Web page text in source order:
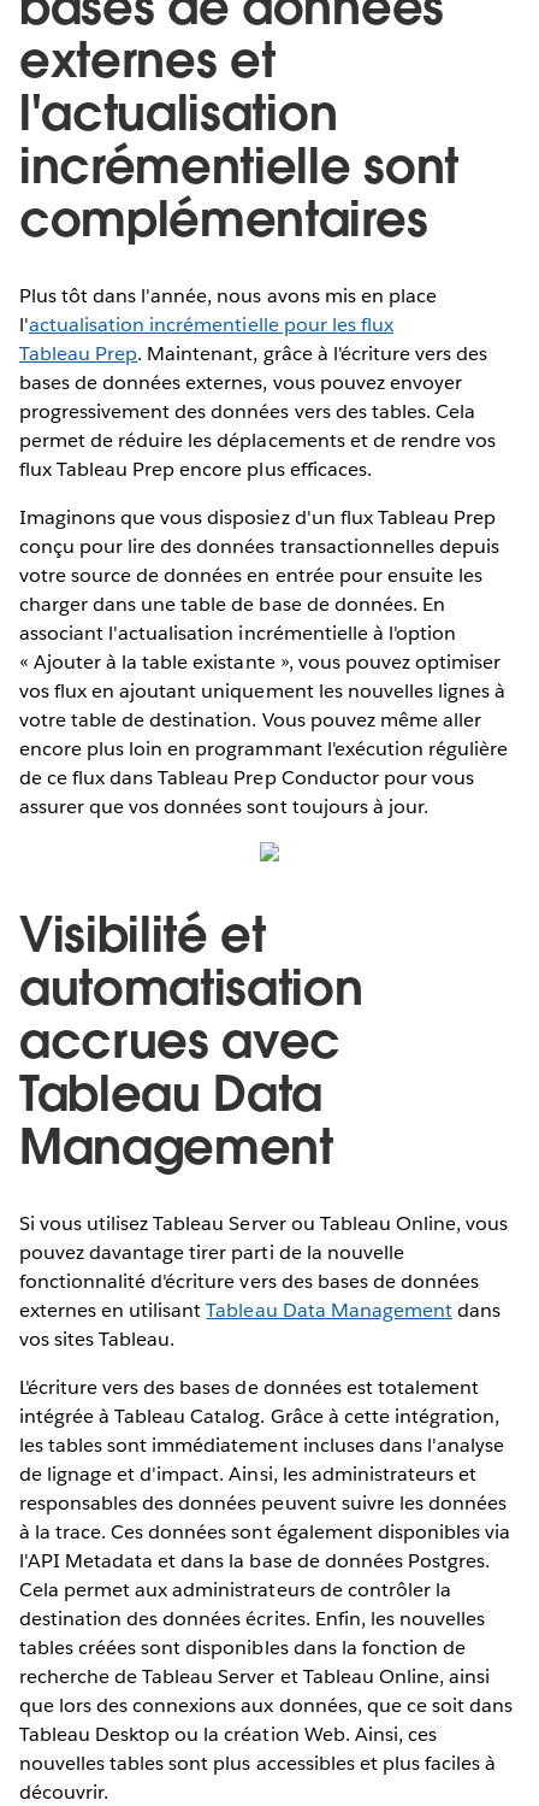
externes et
l'actualisation
incrémentielle sont
complémentaires
Plus tôt dans l'année, nous avons mis en place
l'actualisation incrémentielle pour les flux
Tableau Prep. Maintenant, grâce à l'écriture vers des
bases de données externes, vous pouvez envoyer
progressivement des données vers des tables. Cela
permet de réduire les déplacements et de rendre vos
flux Tableau Prep encore plus efficaces.
Imaginons que vous disposiez d'un flux Tableau Prep
conçu pour lire des données transactionnelles depuis
votre source de données en entrée pour ensuite les
charger dans une table de base de données. En
associant l'actualisation incrémentielle à l'option
« Ajouter à la table existante », vous pouvez optimiser
vos flux en ajoutant uniquement les nouvelles lignes à
votre table de destination. Vous pouvez même aller
encore plus loin en programmant l'exécution régulière
de ce flux dans Tableau Prep Conductor pour vous
assurer que vos données sont toujours à jour.
Visibilité et
automatisation
accrues avec
Tableau Data
Management
Si vous utilisez Tableau Server ou Tableau Online, vous
pouvez davantage tirer parti de la nouvelle
fonctionnalité d'écriture vers des bases de données
externes en utilisantTableau Data Managementdans
vos sites Tableau.
L'écriture vers des bases de données est totalement
intégrée à Tableau Catalog. Grâce à cette intégration,
les tables sont immédiatement incluses dans l'analyse
de lignage et d'impact. Ainsi, les administrateurs et
responsables des données peuvent suivre les données
à la trace. Ces données sont également disponibles via
l'API Metadata et dans la base de données Postgres.
Cela permet aux administrateurs de contrôler la
destination des données écrites. Enfin, les nouvelles
tables créées sont disponibles dans la fonction de
recherche de Tableau Server et Tableau Online, ainsi
que lors des connexions aux données, que ce soit dans
Tableau Desktop ou la création Web. Ainsi, ces
nouvelles tables sont plus accessibles et plus faciles à
découvrir.